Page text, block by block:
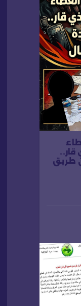
قار..
طريق